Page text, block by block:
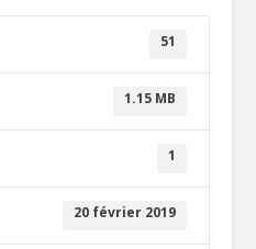
51
1.15 MB
1
20 février 2019